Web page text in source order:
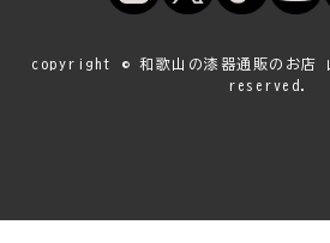
copyright © 和歌山の漆器通販のお
reserved.